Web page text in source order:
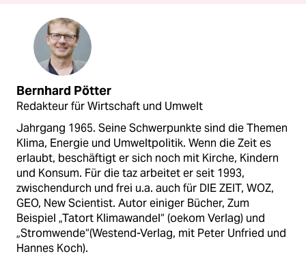
Bernhard Pötter
Redakteur für Wirtschaft und Umwelt
Jahrgang 1965. Seine Schwerpunkte sind die Themen
Klima, Energie und Umweltpolitik. Wenn die Zeit es
erlaubt, beschäftigt er sich noch mit Kirche, Kindern
und Konsum. Für die taz arbeitet er seit 1993,
zwischendurch und frei u.a. auch für DIE ZEIT, WOZ,
GEO, New Scientist. Autor einiger Bücher, Zum
Beispiel „Tatort Klimawandel“ (oekom Verlag) und
„Stromwende“(Westend-Verlag, mit Peter Unfried und
Hannes Koch).